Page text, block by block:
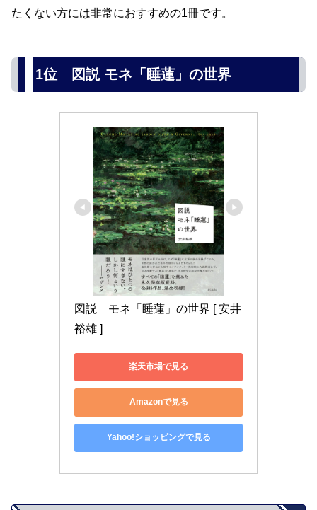
たくない方には非常におすすめの1冊です。
1位 図説 モネ「睡蓮」の世界
図説　モネ「睡蓮」の世界 [ 安井
裕雄 ]
楽天市場で見る
Amazonで見る
Yahoo!ショッピングで見る